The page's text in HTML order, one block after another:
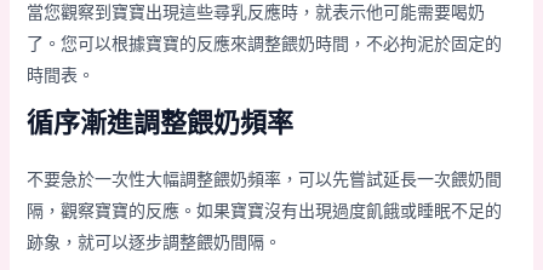
當您觀察到寶寶出現這些尋乳反應時，就表示他可能需要喝奶
了。您可以根據寶寶的反應來調整餵奶時間，不必拘泥於固定的
時間表。
循序漸進調整餵奶頻率
不要急於一次性大幅調整餵奶頻率，可以先嘗試延長一次餵奶間
隔，觀察寶寶的反應。如果寶寶沒有出現過度飢餓或睡眠不足的
跡象，就可以逐步調整餵奶間隔。